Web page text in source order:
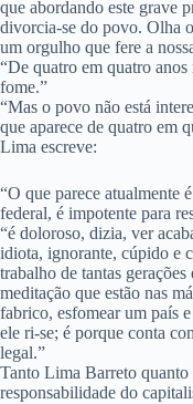
que abordando este grave
divorcia-se do povo. Olha
um orgulho que fere a
“De quatro em quatro
fome.”
“Mas o povo não está
que aparece de quatro em
Lima escreve:
“O que parece atualmente
federal, é impotente para
“é doloroso, dizia, ver
idiota, ignorante, cúpido e
trabalho de tantas
meditação que estão nas
fabrico, esfomear um país
ele ri-se; é porque conta
legal.”
Tanto Lima Barreto quanto
responsabilidade do